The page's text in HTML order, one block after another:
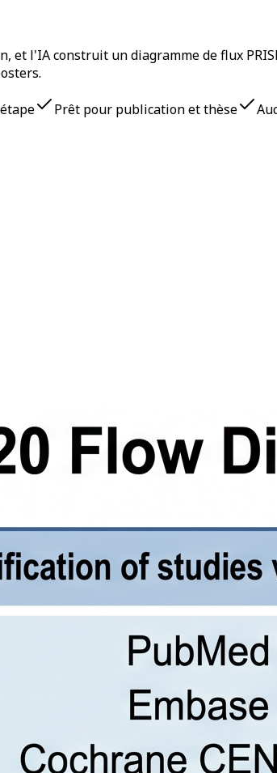
l'IA construit un diagramme de flux
Prêt pour publication et thèse